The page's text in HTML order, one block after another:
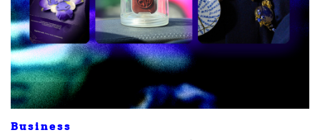
Business